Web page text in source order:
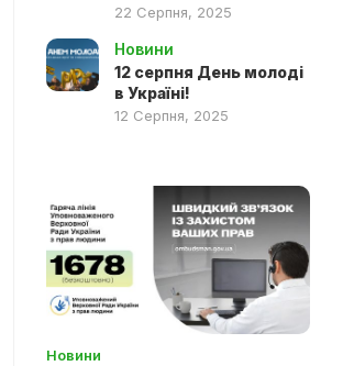
22 Серпня, 2025
Новини
12 серпня День молоді
в Україні!
12 Серпня, 2025
Новини